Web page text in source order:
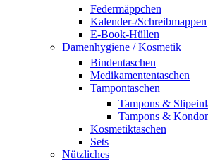
Federmäppchen
Kalender-/Schreibmappen
E-Book-Hüllen
Damenhygiene / Kosmetik
Bindentaschen
Medikamententaschen
Tampontaschen
Tampons &
Tampons &
Kosmetiktaschen
Sets
Nützliches